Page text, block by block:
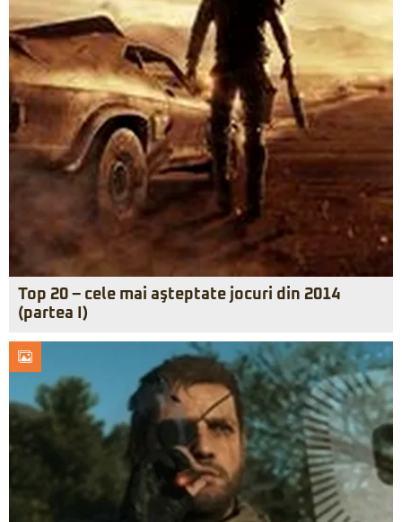
Top 20 – cele mai aşteptate jocuri din 2014
(partea I)